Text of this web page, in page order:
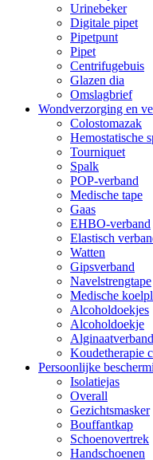
Urinebeker
Digitale pipet
Pipetpunt
Pipet
Centrifugebuis
Glazen dia
Omslagbrief
Wondverzorging en
Colostomazak
Hemostatische
Tourniquet
Spalk
POP-verband
Medische tape
Gaas
EHBO-verband
Elastisch
Watten
Gipsverband
Navelstrengtape
Medische
Alcoholdoekjes
Alcoholdoekje
Alginaatverband
Koudetherapie
Persoonlijke
Isolatiejas
Overall
Gezichtsmasker
Bouffantkap
Schoenovertrek
Handschoenen